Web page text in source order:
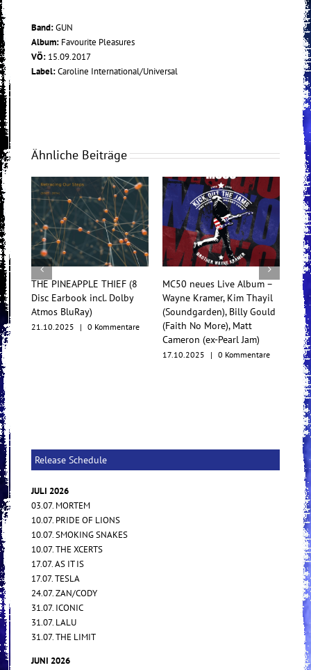
Band:GUN
Album: Favourite Pleasures
VÖ: 15.09.2017
Label:Caroline International/Universal
Ähnliche Beiträge
THE PINEAPPLE THIEF (8
Disc Earbook incl. Dolby
Atmos BluRay)
21.10.2025 | 0 Kommentare
MC50 neues Live Album –
Wayne Kramer, Kim Thayil
(Soundgarden), Billy Gould
(Faith No More), Matt
Cameron (ex-Pearl Jam)
17.10.2025 | 0 Kommentare
Release Schedule
JULI 2026
03.07. MORTEM
10.07. PRIDE OF LIONS
10.07. SMOKING SNAKES
10.07. THE XCERTS
17.07. AS IT IS
17.07. TESLA
24.07. ZAN/CODY
31.07. ICONIC
31.07. LALU
31.07. THE LIMIT
JUNI 2026